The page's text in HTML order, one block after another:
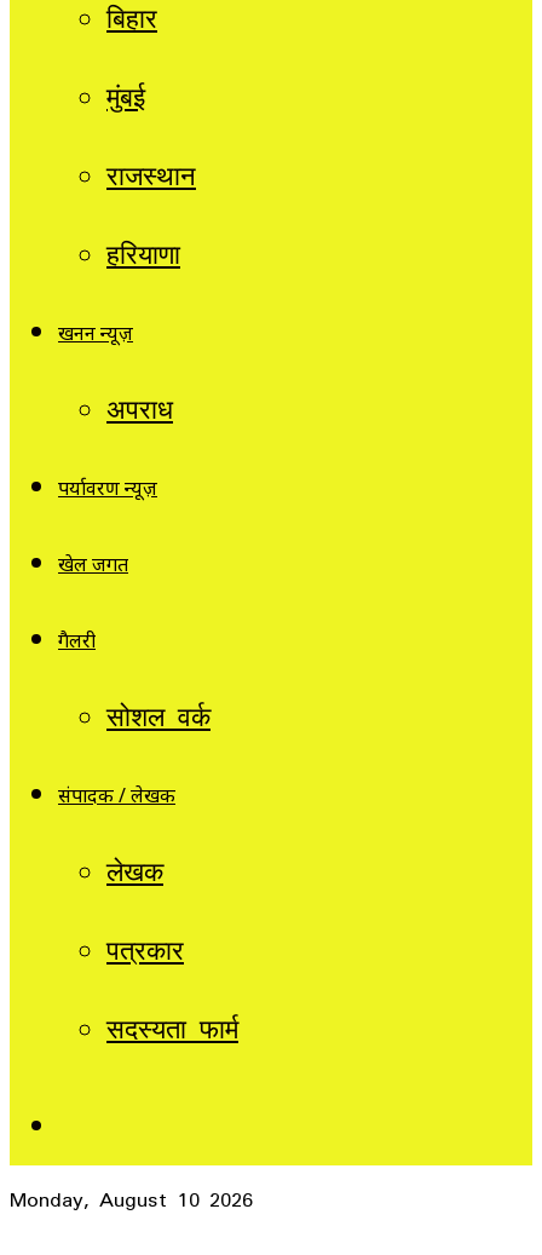
बिहार
मुंबई
राजस्थान
हरियाणा
खनन न्यूज़
अपराध
पर्यावरण न्यूज़
खेल जगत
गैलरी
सोशल वर्क
संपादक / लेखक
लेखक
पत्रकार
सदस्यता फार्म
Monday, August 10 2026